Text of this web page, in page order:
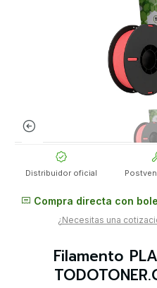
Distribuidor oficial
Compra directa con
¿Necesitas una
Filamento